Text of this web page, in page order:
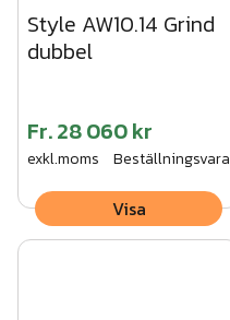
Style AW10.14 Grind
dubbel
Fr.28 060 kr
exkl.moms Beställningsvara
Visa